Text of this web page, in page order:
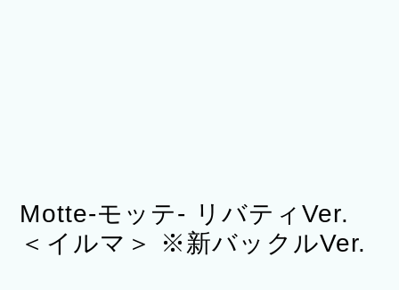
Motte-モッテ- リバティVer.
＜イルマ＞ ※新バックルVer.